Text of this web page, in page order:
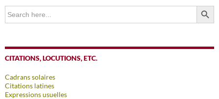
Search
for:
SEARCH
CITATIONS, LOCUTIONS, ETC.
Cadrans solaires
Citations latines
Expressions usuelles